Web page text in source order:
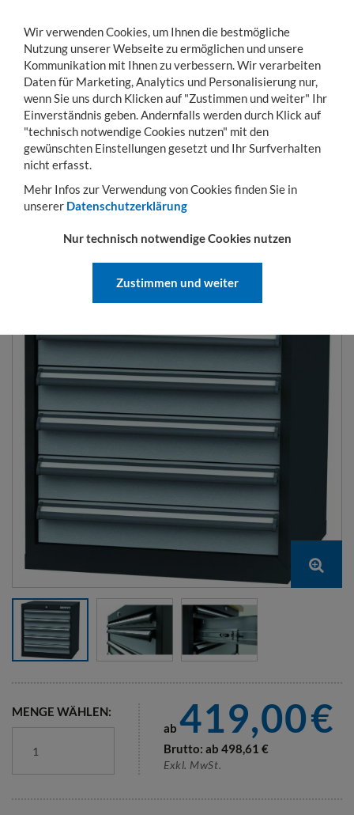
Toggle
navigation
MENÜ KONTO WARENKORB
Sie sind hier: Betriebseinrichtung Arbeitsplatzsysteme CompactLine
SCHUBLADENSCHRÄNKE BREITE
MENGE WÄHLEN:
ab 419,00€
Brutto: ab 498,61 €
Exkl. MwSt.
Wir verwenden Cookies, um Ihnen die bestmögliche
Nutzung unserer Webseite zu ermöglichen und unsere
Kommunikation mit Ihnen zu verbessern. Wir verarbeiten
Daten für Marketing, Analytics und Personalisierung nur,
wenn Sie uns durch Klicken auf "Zustimmen und weiter" Ihr
Einverständnis geben. Andernfalls werden durch Klick auf
"technisch notwendige Cookies nutzen" mit den
gewünschten Einstellungen gesetzt und Ihr Surfverhalten
nicht erfasst.
Mehr Infos zur Verwendung von Cookies finden Sie in
unserer Datenschutzerklärung
Nur technisch notwendige Cookies nutzen
Zustimmen und weiter